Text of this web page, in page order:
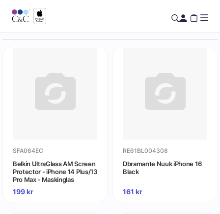
SFA064EC
Belkin UltraGlass AM Screen
Protector - iPhone 14 Plus/13
Pro Max - Maskinglas
199kr
RE61BL004308
Dbramante Nuuk iPhone 16
Black
161 kr